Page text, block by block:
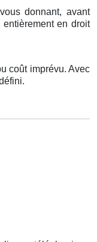
donnant, avant
en droit
coût imprévu. Avec